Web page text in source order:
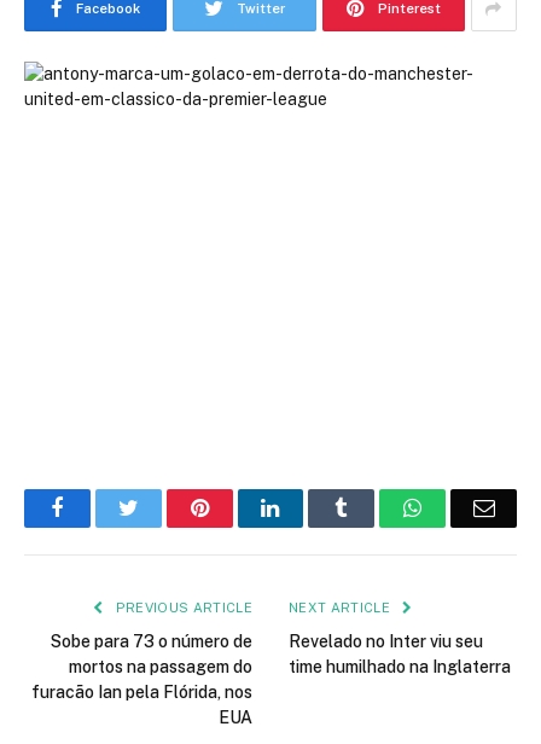
Facebook Twitter Pinterest
FacebookTwitter PinterestLinkedIn Tumblr WhatsApp
PREVIOUS ARTICLE
Sobe para 73 o número de
mortos na passagem do
furacão Ian pela Flórida, nos
EUA
NEXT ARTICLE
Revelado no Inter viu seu
time humilhado na Inglaterra